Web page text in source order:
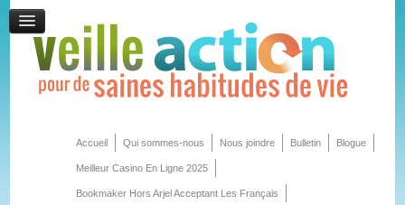
Accueil Qui sommes-nous Nous joindre Bulletin Blogue
Meilleur Casino En Ligne 2025
Bookmaker Hors Arjel Acceptant Les Français